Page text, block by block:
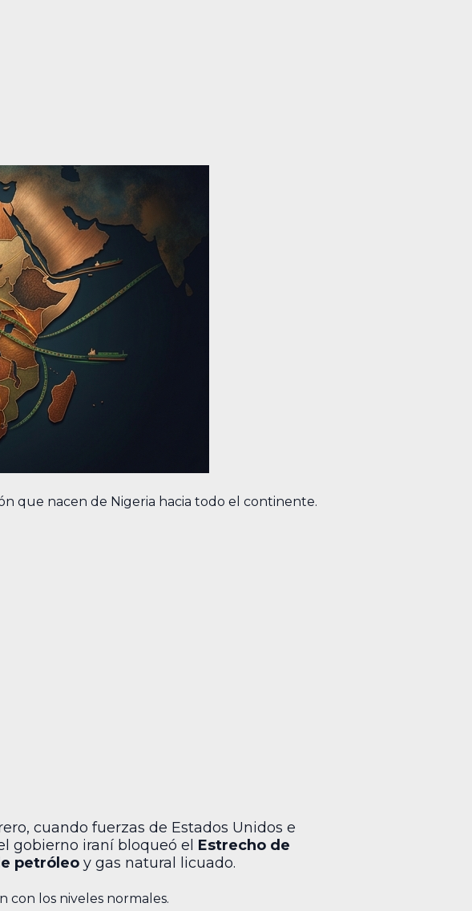
que nacen de Nigeria hacia todo el continente.
cuando fuerzas de Estados Unidos e
gobierno iraní bloqueó el Estrecho de
petróleo y gas natural licuado.
con los niveles normales.